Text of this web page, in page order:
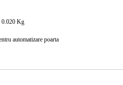
0.020 Kg
automatizare poarta